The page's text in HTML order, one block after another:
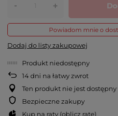
- +
Powiadom mnie o
Dodaj do listy zakupowej
Produkt niedostępny
14dni na łatwy zwrot
Ten produkt nie jest
Bezpieczne zakupy
Kup na raty (oblicz ratę)